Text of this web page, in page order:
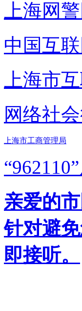
上海网
中国互联
上海市
网络社
上海市工商管理局
“962110”
亲爱的
针对避
即接听。